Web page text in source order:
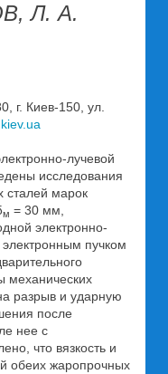
Л. А.
г. Киев-150, ул.
лучевой
исследования
сталей марок
м = 30 мм,
электронно-
пучком
механических
разрыв и ударную
после
нее с
что вязкость и
обеих жаропрочных